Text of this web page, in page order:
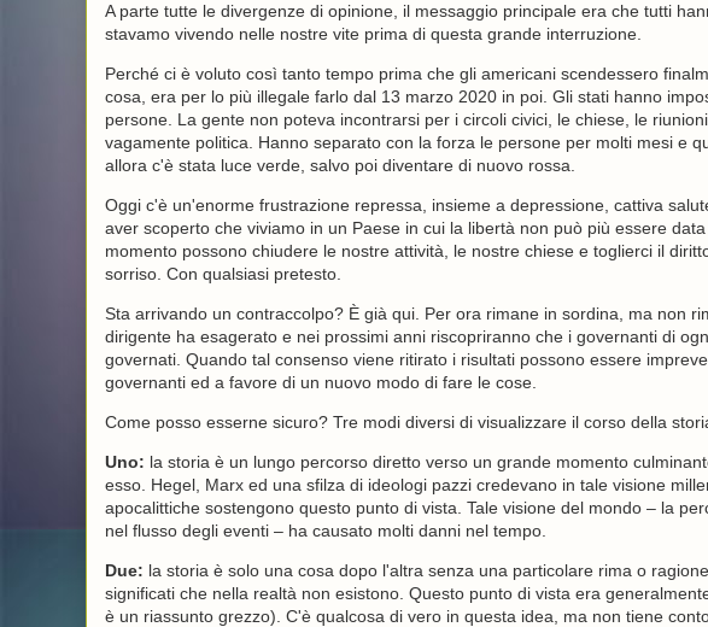
A parte tutte le divergenze di opinione, il messaggio principale era che tutti
stavamo vivendo nelle nostre vite prima di questa grande interruzione.
Perché ci è voluto così tanto tempo prima che gli americani scendessero
cosa, era per lo più illegale farlo dal 13 marzo 2020 in poi. Gli stati hanno
persone. La gente non poteva incontrarsi per i circoli civici, le chiese, le
vagamente politica. Hanno separato con la forza le persone per molti mesi e
allora c'è stata luce verde, salvo poi diventare di nuovo rossa.
Oggi c'è un'enorme frustrazione repressa, insieme a depressione, cattiva
aver scoperto che viviamo in un Paese in cui la libertà non può più essere
momento possono chiudere le nostre attività, le nostre chiese e toglierci il
sorriso. Con qualsiasi pretesto.
Sta arrivando un contraccolpo? È già qui. Per ora rimane in sordina, ma non
dirigente ha esagerato e nei prossimi anni riscopriranno che i governanti di
governati. Quando tal consenso viene ritirato i risultati possono essere
governanti ed a favore di un nuovo modo di fare le cose.
Come posso esserne sicuro? Tre modi diversi di visualizzare il corso della
Uno: la storia è un lungo percorso diretto verso un grande momento
esso. Hegel, Marx ed una sfilza di ideologi pazzi credevano in tale visione
apocalittiche sostengono questo punto di vista. Tale visione del mondo – la
nel flusso degli eventi – ha causato molti danni nel tempo.
Due: la storia è solo una cosa dopo l'altra senza una particolare rima o
significati che nella realtà non esistono. Questo punto di vista era
è un riassunto grezzo). C'è qualcosa di vero in questa idea, ma non tiene